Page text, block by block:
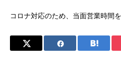
コロナ対応のため、当面営業時間